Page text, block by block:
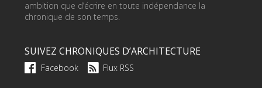
ambition que d’écrire en toute indépendance la
chronique de son temps.
SUIVEZ CHRONIQUES D’ARCHITECTURE
Facebook Flux RSS